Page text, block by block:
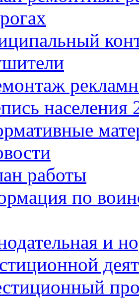
населения
работы
по
и